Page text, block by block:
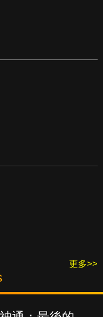
更多>>